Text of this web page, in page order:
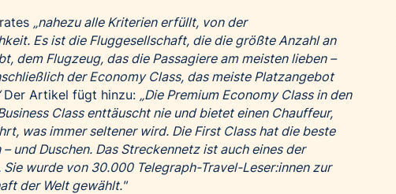
„nahezu alle Kriterien erfüllt, von der
Es ist die Fluggesellschaft, die die größte Anzahl an
dem Flugzeug, das die Passagiere am meisten lieben –
der Economy Class, das meiste Platzangebot
Der Artikel fügt hinzu: „Die Premium Economy Class in den
Class enttäuscht nie und bietet einen Chauffeur,
was immer seltener wird. Die First Class hat die beste
und Duschen. Das Streckennetz ist auch eines der
wurde von 30.000 Telegraph-Travel-Leser:innen zur
der Welt gewählt."